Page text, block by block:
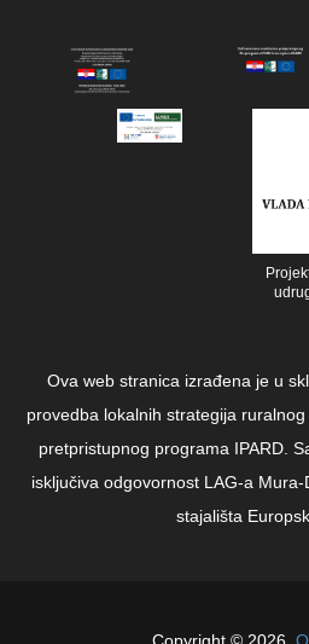
Ova web stranica izrađena je u
provedba lokalnih strategija
pretpristupnog programa IPARD.
isključiva odgovornost LAG-a
stajališta